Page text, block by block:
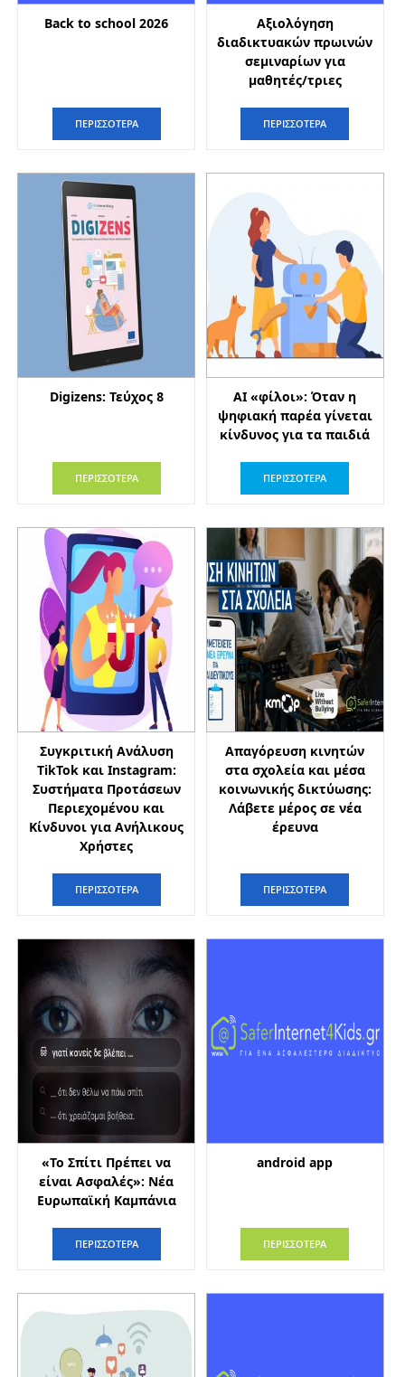
Back to school 2026
ΠΕΡΙΣΣΟΤΕΡΑ
Αξιολόγηση
διαδικτυακών πρωινών
σεμιναρίων για
μαθητές/τριες
ΠΕΡΙΣΣΟΤΕΡΑ
Digizens: Τεύχος 8
ΠΕΡΙΣΣΟΤΕΡΑ
AI «φίλοι»: Όταν η
ψηφιακή παρέα γίνεται
κίνδυνος για τα παιδιά
ΠΕΡΙΣΣΟΤΕΡΑ
Συγκριτική Ανάλυση
TikTok και Instagram:
Συστήματα Προτάσεων
Περιεχομένου και
Κίνδυνοι για Ανήλικους
Χρήστες
ΠΕΡΙΣΣΟΤΕΡΑ
Απαγόρευση κινητών
στα σχολεία και μέσα
κοινωνικής δικτύωσης:
Λάβετε μέρος σε νέα
έρευνα
ΠΕΡΙΣΣΟΤΕΡΑ
«Το Σπίτι Πρέπει να
είναι Ασφαλές»: Νέα
Ευρωπαϊκή Καμπάνια
ΠΕΡΙΣΣΟΤΕΡΑ
android app
ΠΕΡΙΣΣΟΤΕΡΑ